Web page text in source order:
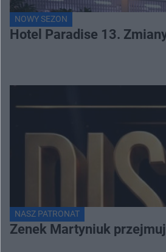
NOWY SEZON
Hotel Paradise 13.
NASZ PATRONAT
Zenek Martyniuk